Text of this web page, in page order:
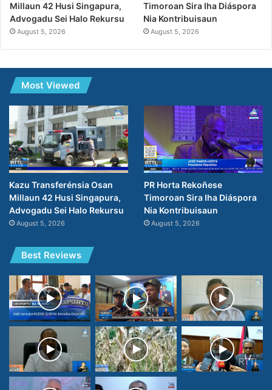
Millaun 42 Husi Singapura,
Advogadu Sei Halo Rekursu
August 5, 2026
Timoroan Sira Iha Diáspora
Nia Kontribuisaun
August 5, 2026
Most Viewed
Kazu Transferénsia Osan
Millaun 42 Husi Singapura,
Advogadu Sei Halo Rekursu
August 5, 2026
PR Horta Rekoñese
Timoroan Sira Iha Diáspora
Nia Kontribuisaun
August 5, 2026
Best Reviews